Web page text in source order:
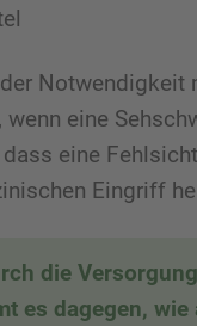
eine
eine
Eingriff
die
es dagegen,